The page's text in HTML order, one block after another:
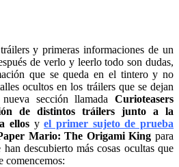
y primeras informaciones de un
de verlo y leerlo todo son dudas,
que se queda en el tintero y no
ocultos en los tráilers que se dejan
sección llamada Curioteasers
de distintos tráilers junto a la
ellosyel primer sujeto de prueba
Mario: The Origami Kingpara
descubierto más cosas ocultas que
comencemos: